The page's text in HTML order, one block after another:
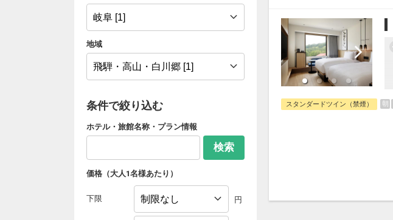
地域
条件で絞り込む
ホテル・旅館名称・プラン情報
検索
価格（大人1名様あたり）
下限 円
スタンダードツイン（禁煙） 朝